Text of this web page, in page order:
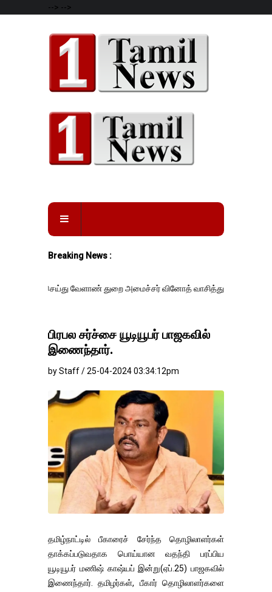
--> -->
Breaking News :
வேளாண் துறை அமைச்சர் வினோத் வாசித்து வருகிறார். �.
பிரபல சர்ச்சை யூடியூபர் பாஜகவில்
இணைந்தார்.
by Staff / 25-04-2024 03:34:12pm
தமிழ்நாட்டில் பீகாரைச் சேர்ந்த தொழிலாளர்கள்
தாக்கப்படுவதாக பொய்யான வதந்தி பரப்பிய
யூடியூபர் மணிஷ் காஷ்யப் இன்று(ஏப்.25) பாஜகவில்
இணைந்தார். தமிழர்கள், பீகார் தொழிலாளர்களை